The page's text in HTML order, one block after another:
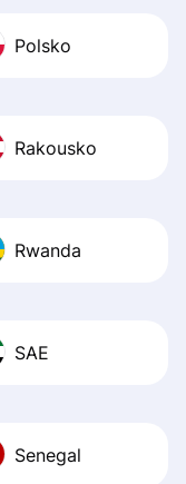
Polsko
Rakousko
Rwanda
SAE
Senegal